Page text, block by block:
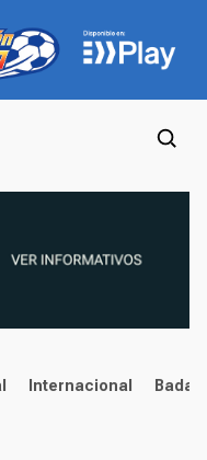
Internacional